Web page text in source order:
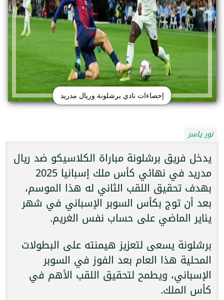
إحصاءات نادي برشلونة وريال مدريد
نور ياسر
يدخل فريق برشلونة مباراة الكلاسيكو ضد ريال
مدريد في نهائي كأس ملك إسبانيا 2025
بهدف تحقيق اللقب الثاني له هذا الموسم،
بعد أن توج بكأس السوبر الإسباني في شهر
يناير الماضي على حساب نفس الغريم.
برشلونة يسعى لتعزيز هيمنته على البطولات
المحلية هذا العام بعد الفوز في السوبر
الإسباني، ويطمح لتحقيق اللقب الأهم في
كأس الملك.